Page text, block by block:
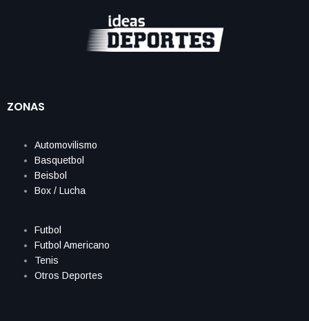
ZONAS
Automovilismo
Basquetbol
Beisbol
Box / Lucha
Futbol
Futbol Americano
Tenis
Otros Deportes